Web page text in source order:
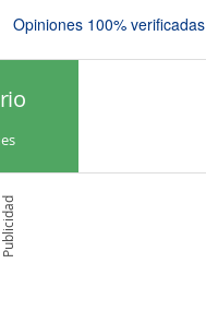
Opiniones 100% verificadas
Publicidad